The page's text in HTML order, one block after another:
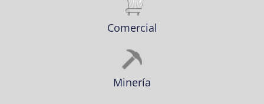
Comercial
Minería